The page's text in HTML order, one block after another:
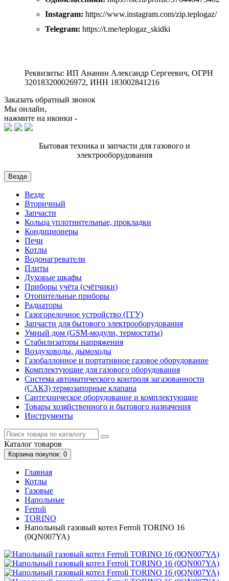
Instagram: https://www.instagram.com/zip.teplogaz/
Telegram: https://t.me/teplogaz_skidki
Реквизиты: ИП Ананин Александр Сергеевич, ОГРН
320183200026972, ИНН 183002841216
Заказать обратный звонок
Мы онлайн,
нажмите на иконки -
Бытовая техника и запчасти для газового и
электрооборудования
Везде
Везде
Вторичный
Запчасти
Кольца уплотнительные, прокладки
Кондиционеры
Печи
Котлы
Водонагреватели
Плиты
Духовые шкафы
Приборы учёта (счётчики)
Отопительные приборы
Радиаторы
Газогорелочное устройство (ГГУ)
Запчасти для бытового электрооборудования
Умный дом (GSM-модули, термостаты)
Cтабилизаторы напряжения
Воздуховоды, дымоходы
Газобаллонное и портативное газовое оборудование
Комплектующие для газового оборудования
Система автоматического контроля загазованности
(САКЗ) термозапорные клапана
Сантехническое оборудование и комплектующие
Товары хозяйственного и бытового назначения
Инструменты
Каталог товаров
Корзинапокупок: 0
Главная
Котлы
Газовые
Напольные
Ferroli
TORINO
Напольный газовый котел Ferroli TORINO 16
(0QN007YA)